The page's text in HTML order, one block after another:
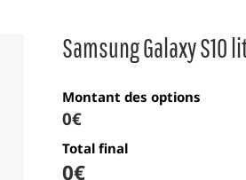
Samsung Galaxy S10
Montant des options
0€
Total final
0€